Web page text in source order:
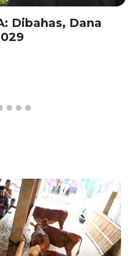
Dibahas, Dana